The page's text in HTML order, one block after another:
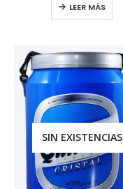
LEER MÁS
SIN EXISTENCIAS